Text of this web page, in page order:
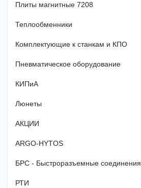
Плиты магнитные 7208
Теплообменники
Комплектующие к станкам и КПО
Пневматическое оборудование
КИПиА
Люнеты
АКЦИИ
ARGO-HYTOS
БРС - Быстроразъемные соединения
РТИ